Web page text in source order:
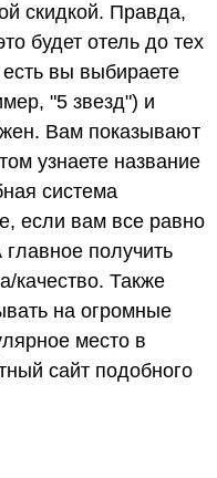
скидкой. Правда,
будет отель до тех
вы выбираете
"5 звезд") и
Вам показывают
узнаете название
система
если вам все равно
получить
качество. Также
на огромные
место в
сайт подобного